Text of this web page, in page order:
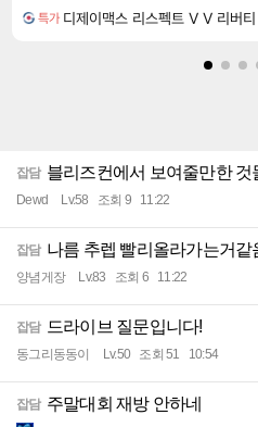
특가
잡담 블리즈컨에서 보여줄만한 것
Dewd Lv.58 조회 9 11:22
잡담 나름 추렙 빨리올라가는거같
양념게장 Lv.83 조회 6 11:22
잡담 드라이브 질문입니다!
동그리동동이 Lv.50 조회 51 10:54
잡담 주말대회 재방 안하네